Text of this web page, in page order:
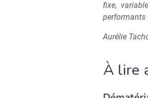
fixe,
performants
Aurélie
À lire